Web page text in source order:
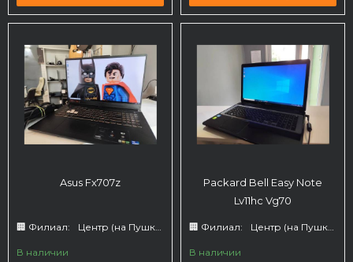
Asus Fx707z
🏢 Филиал: Центр (на Пушкина 66)
В наличии
Packard Bell Easy Note
Lv11hc Vg70
🏢 Филиал: Центр (на Пушкина 66)
В наличии